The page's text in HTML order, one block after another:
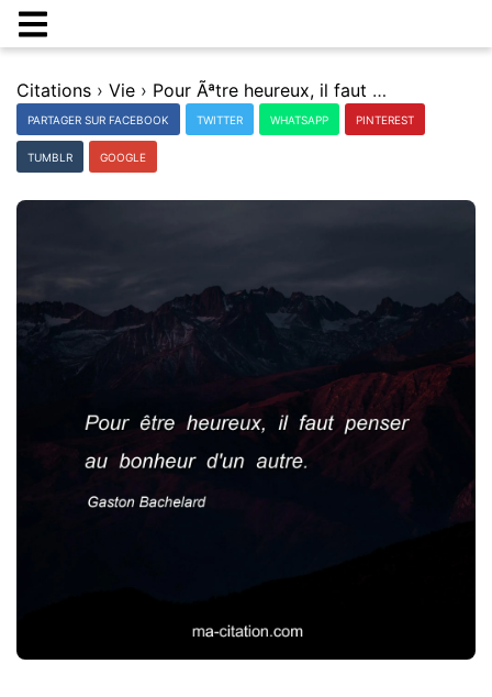
Citations › Vie › Pour Ãªtre heureux, il faut penser au bonheur d'un autre.
PARTAGER SUR FACEBOOK TWITTER WHATSAPP PINTEREST
TUMBLR GOOGLE